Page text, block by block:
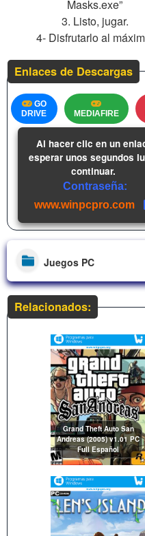
Masks.exe”
3. Listo, jugar.
4- Disfrutarlo al
Enlaces de Descargas
GO
DRIVE
MEDIAFIRE
Al hacer clic en un
esperar unos segundos
continuar.
Contraseña:
www.winpcpro.com
Juegos PC
Relacionados:
Grand Theft Auto San
Andreas (2005) v1.01 PC
Full Español